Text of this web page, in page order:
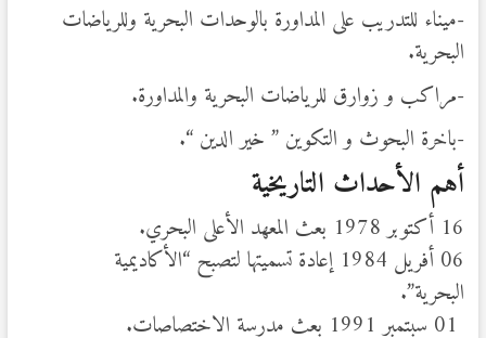
-ميناء للتدريب على المداورة بالوحدات البحرية وللرياضات
البحرية.
-مراكب و زوارق للرياضات البحرية والمداورة.
-باخرة البحوث و التكوين ” خير الدين “.
أهم الأحداث التاريخية
16 أكتوبر 1978 بعث المعهد الأعلى البحري.
06 أفريل 1984 إعادة تسميتها لتصبح “الأكاديمية
البحرية”.